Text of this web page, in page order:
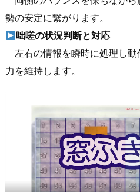
勢の安定に繋がります。
咄嗟の状況判断と対応
左右の情報を瞬時に処理し動
力を維持します。